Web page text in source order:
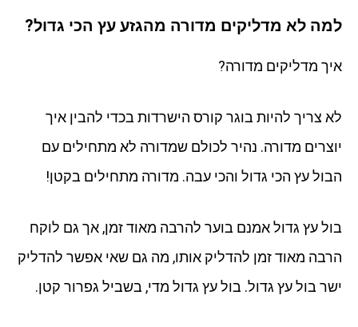
למה לא מדליקים מדורה מהגזע עץ הכי גדול?
איך מדליקים מדורה?
לא צריך להיות בוגר קורס הישרדות בכדי להבין איך
יוצרים מדורה. נהיר לכולם שמדורה לא מתחילים עם
הבול עץ הכי גדול והכי עבה. מדורה מתחילים בקטן!
בול עץ גדול אמנם בוער להרבה מאוד זמן, אך גם לוקח
הרבה מאוד זמן להדליק אותו, מה גם שאי אפשר להדליק
ישר בול עץ גדול. בול עץ גדול מדי, בשביל גפרור קטן.